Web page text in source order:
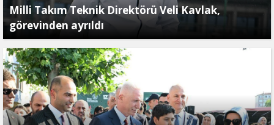
Milli Takım Teknik Direktörü Veli Kavlak,
görevinden ayrıldı